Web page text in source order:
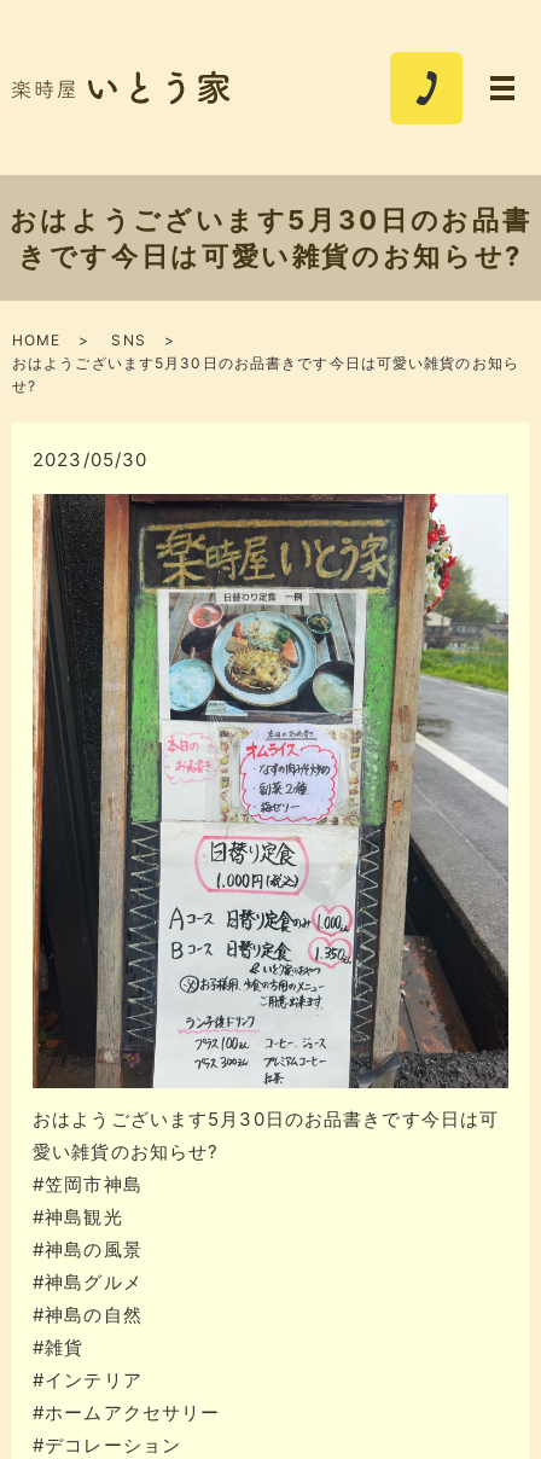
おはようございます️5月30日のお品書
きです今日は可愛い雑貨のお知らせ?
HOME
SNS
おはようございます️5月30日のお品書きです今日は可愛い雑貨のお知ら
せ?
2023/05/30
おはようございます️5月30日のお品書きです今日は可
愛い雑貨のお知らせ?
#笠岡市神島
#神島観光
#神島の風景
#神島グルメ
#神島の自然
#雑貨
#インテリア
#ホームアクセサリー
#デコレーション